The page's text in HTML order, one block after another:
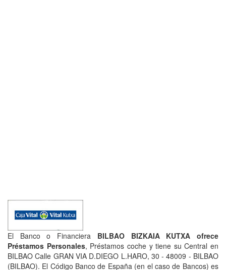
El Banco o Financiera BILBAO BIZKAIA KUTXA ofrece
Préstamos Personales, Préstamos coche y tiene su Central en
BILBAO Calle GRAN VIA D.DIEGO L.HARO, 30 - 48009 - BILBAO
(BILBAO). El Código Banco de España (en el caso de Bancos) es